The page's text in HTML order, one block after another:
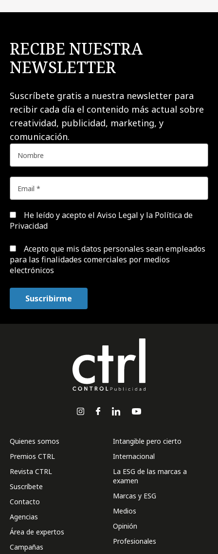
RECIBE NUESTRA
NEWSLETTER
Suscríbete gratis a nuestra newsletter para
recibir cada día el contenido más actual sobre
creatividad, publicidad, marketing, y
comunicación.
He leído y acepto el Aviso Legal y la Política de
Privacidad
Acepto que mis datos personales sean empleados
para las finalidades comerciales por medios
electrónicos
Quienes somos
Premios CTRL
Revista CTRL
Suscríbete
Contacto
Agencias
Área de expertos
Campañas
Intangible pero cierto
Internacional
La ESG de las marcas a
examen
Marcas y ESG
Medios
Opinión
Profesionales